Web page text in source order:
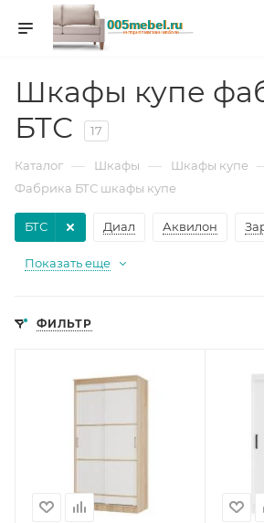
Шкафы купе
БТС
17
Каталог — Шкафы — Шкафы купе
Фабрика БТС шкафы купе
Диал Аквилон
БТС
Показать еще
ФИЛЬТР